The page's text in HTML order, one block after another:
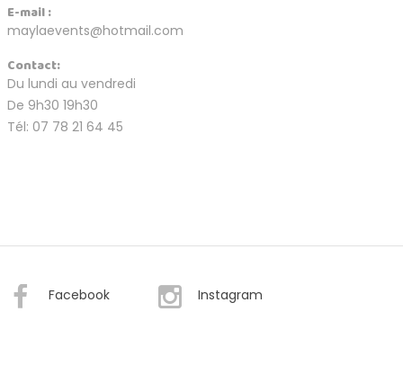
E-mail :
maylaevents@hotmail.com
Contact:
Du lundi au vendredi
De 9h30 19h30
Tél: 07 78 21 64 45
Facebook Instagram